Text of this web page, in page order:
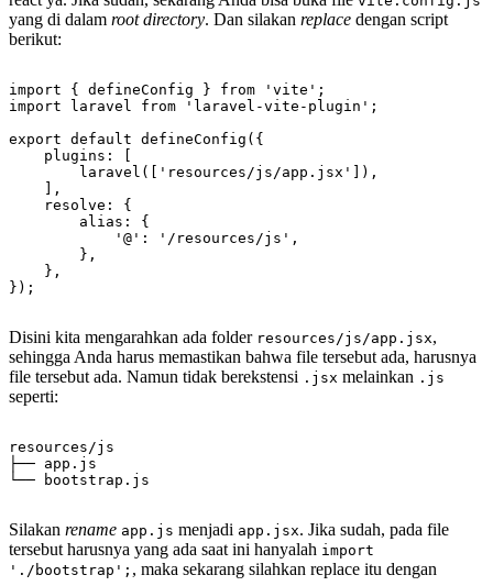
yang di dalam root directory. Dan silakan replace dengan script
berikut:
import { defineConfig } from 'vite';
import laravel from 'laravel-vite-plugin';
export default defineConfig({
    plugins: [
        laravel(['resources/js/app.jsx']),
    ],
    resolve: {
        alias: {
            '@': '/resources/js',
        },
    },
Disini kita mengarahkan ada folder resources/js/app.jsx,
sehingga Anda harus memastikan bahwa file tersebut ada, harusnya
file tersebut ada. Namun tidak berekstensi .jsx melainkan .js
seperti:
resources/js
├── app.js
Silakan rename app.js menjadi app.jsx. Jika sudah, pada file
tersebut harusnya yang ada saat ini hanyalah import
'./bootstrap'; , maka sekarang silahkan replace itu dengan